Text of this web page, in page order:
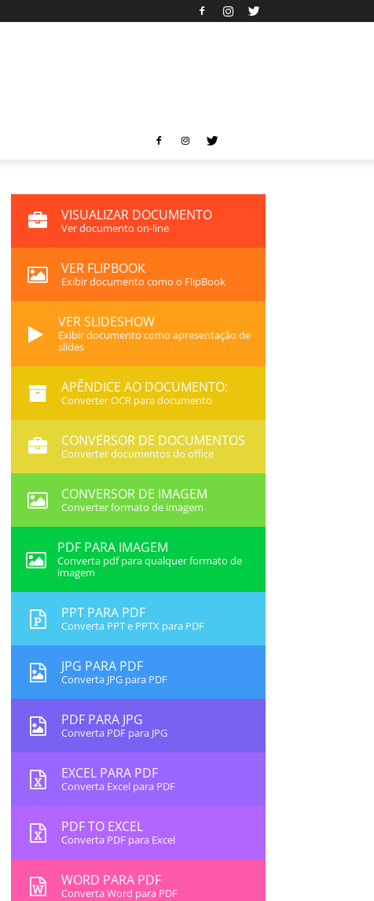
VISUALIZAR DOCUMENTO
Ver documento on-line
VER FLIPBOOK
Exibir documento como o FlipBook
VER SLIDESHOW
Exibir documento como apresentação de
slides
APÊNDICE AO DOCUMENTO:
Converter OCR para documento
CONVERSOR DE DOCUMENTOS
Converter documentos do office
CONVERSOR DE IMAGEM
Converter formato de imagem
PDF PARA IMAGEM
Converta pdf para qualquer formato de
imagem
PPT PARA PDF
Converta PPT e PPTX para PDF
JPG PARA PDF
Converta JPG para PDF
PDF PARA JPG
Converta PDF para JPG
EXCEL PARA PDF
Converta Excel para PDF
PDF TO EXCEL
Converta PDF para Excel
WORD PARA PDF
Converta Word para PDF